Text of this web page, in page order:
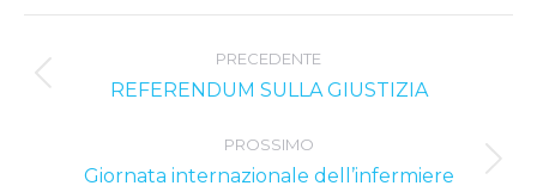
navigation
PRECEDENTE
Previous
REFERENDUM SULLA GIUSTIZIA
PROSSIMO
Next
Giornata internazionale dell’infermiere